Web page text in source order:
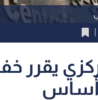
يقرر